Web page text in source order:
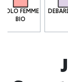
POLO FEMME
BIO